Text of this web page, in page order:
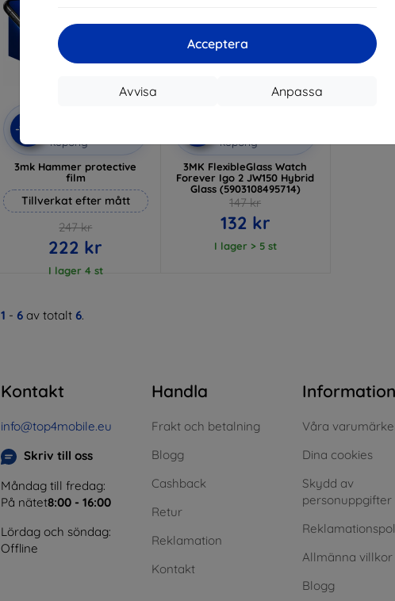
Acceptera
Anpassa
Avvisa
-10%
kupong
3mk Hammer protective
film
Tillverkat efter mått
247 kr
222 kr
I lager 4 st
kupong
3MK FlexibleGlass Watch
Forever Igo 2 JW150 Hybrid
Glass (5903108495714)
147 kr
132 kr
I lager > 5 st
1 - 6 av totalt 6.
Kontakt
info@top4mobile.eu
Skriv till oss
Måndag till fredag:
På nätet8:00 - 16:00
Lördag och söndag:
Offline
Handla
Frakt och betalning
Blogg
Cashback
Retur
Reklamation
Kontakt
Information
Våra
Dina cookies
Skydd av
personuppgifter
Allmänna villkor
Blogg